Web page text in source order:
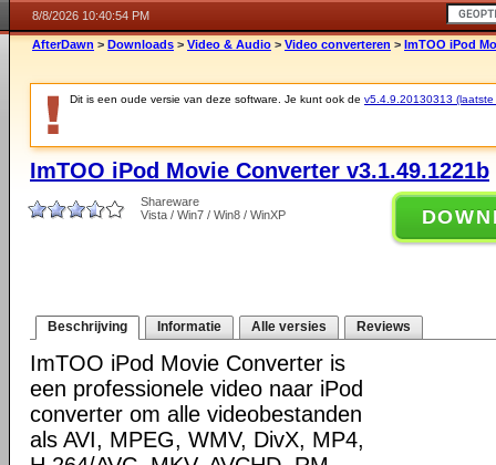
8/8/2026 10:40:54 PM
AfterDawn > Downloads > Video & Audio > Video converteren > ImTOO iPod
Dit is een oude versie van deze software. Je kunt ook de v5.4.9.20130313 (laatste
ImTOO iPod Movie Converter v3.1.49.1221b
Shareware
Vista / Win7 / Win8 / WinXP
Beschrijving Informatie Alle versies Reviews
ImTOO iPod Movie Converter is
een professionele video naar iPod
converter om alle videobestanden
als AVI, MPEG, WMV, DivX, MP4,